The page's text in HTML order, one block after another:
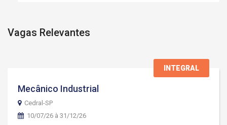
Vagas Relevantes
INTEGRAL
Mecânico Industrial
Cedral-SP
10/07/26 à 31/12/26